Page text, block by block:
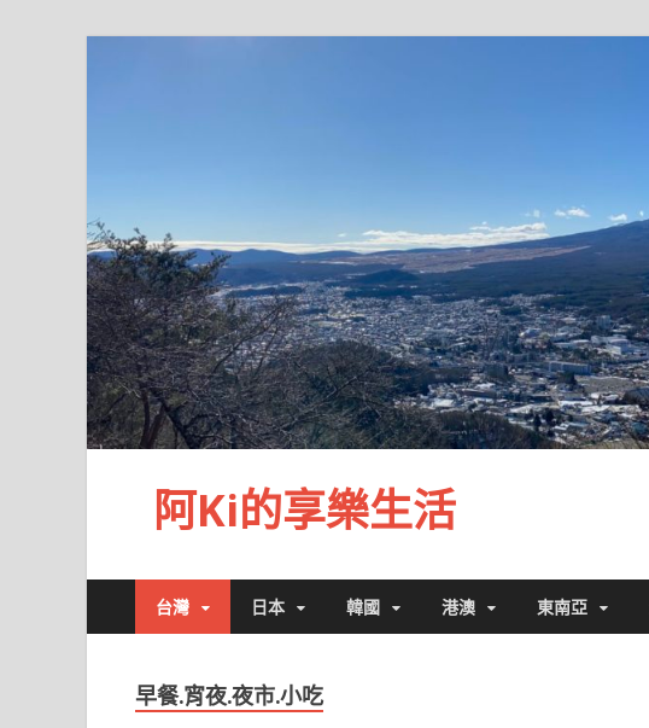
阿Ki的享樂生活
台灣 日本 韓國 港澳 東南亞
早餐.宵夜.夜市.小吃